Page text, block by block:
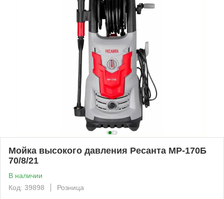
Мойка высокого давления Ресанта МР-170Б
70/8/21
В наличии
Код: 39898
Розница